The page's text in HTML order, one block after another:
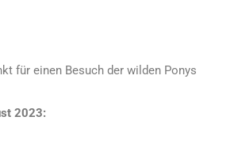
für einen Besuch der wilden Ponys
2023: